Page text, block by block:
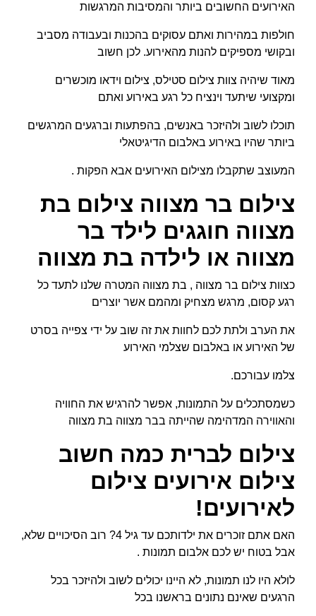
האירועים החשובים ביותר והמסיבות המרגשות
חולפות במהירות ואתם עסוקים בהכנות ובעבודה מסביב
ובקושי מספיקים להנות מהאירוע. לכן חשוב
מאוד שיהיה צוות צילום סטילס, צילום וידאו מוכשרים
ומקצועי שיתעד וינציח כל רגע באירוע ואתם
תוכלו לשוב ולהיזכר באנשים, בהפתעות וברגעים המרגשים
ביותר שהיו באירוע באלבום הדיגיטאלי
המעוצב שתקבלו מצילום האירועים אבא הפקות .
צילום בר מצווה צילום בת
מצווה חוגגים לילד בר
מצווה או לילדה בת מצווה
כצוות צילום בר מצווה , בת מצווה המטרה שלנו לתעד כל
רגע קסום, מרגש מצחיק ומהמם אשר יוצרים
את הערב ולתת לכם לחוות את זה שוב על ידי צפייה בסרט
של האירוע או באלבום שצלמי האירוע
צלמו עבורכם.
כשמסתכלים על התמונות, אפשר להרגיש את החוויה
והאווירה המדהימה שהייתה בבר מצווה בת מצווה
צילום לברית כמה חשוב
צילום אירועים צילום
לאירועים!
האם אתם זוכרים את ילדותכם עד גיל 4? רוב הסיכויים שלא,
אבל בטוח יש לכם אלבום תמונות .
לולא היו לנו תמונות, לא היינו יכולים לשוב ולהיזכר בכל
הרגעים שאינם נתונים בראשנו בכל